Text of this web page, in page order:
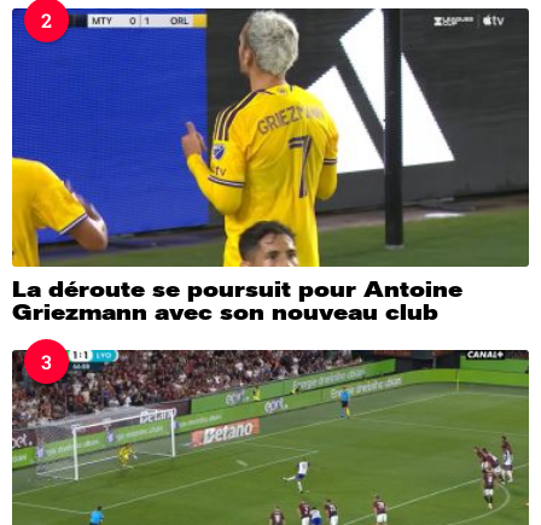
2
La déroute se poursuit pour Antoine
Griezmann avec son nouveau club
3